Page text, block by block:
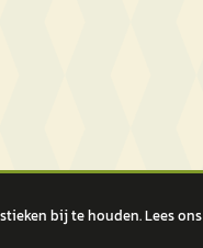
bij te houden. Lees ons